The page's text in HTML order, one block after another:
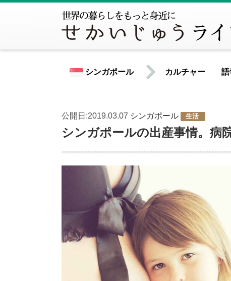
シンガポール
世界共通情報
北米
アメリカ合衆国
中南米
アルゼンチン
ウルグアイ
エクアドル
キューバ
グアテマラ
コスタリカ
コロンビア
セントルシア
チリ
ドミニカ共和国
語
カルチャー
公開日:2019.03.07 シンガポール 生活
シンガポールの出産事情。病